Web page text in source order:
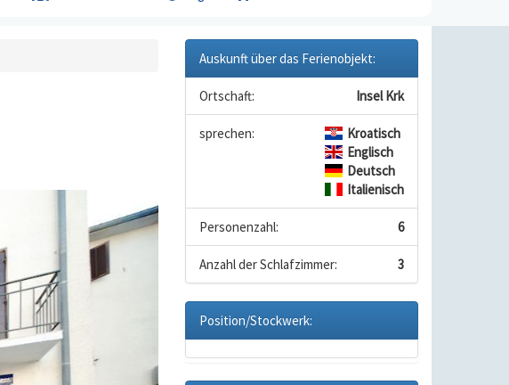
Auskunft über das Ferienobjekt:
Ortschaft: Insel Krk
sprechen:
Kroatisch
Englisch
Deutsch
Italienisch
Personenzahl: 6
Anzahl der Schlafzimmer: 3
Position/Stockwerk: